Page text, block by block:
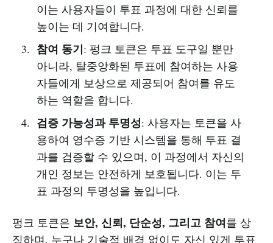
이는 사용자들이 투표 과정에 대한 신뢰를
높이는 데 기여합니다.
참여 동기: 펑크 토큰은 투표 도구일 뿐만
아니라, 탈중앙화된 투표에 참여하는 사용
자들에게 보상으로 제공되어 참여를 유도
하는 역할을 합니다.
검증 가능성과 투명성: 사용자는 토큰을 사
용하여 영수증 기반 시스템을 통해 투표 결
과를 검증할 수 있으며, 이 과정에서 자신의
개인 정보는 안전하게 보호됩니다. 이는 투
표 과정의 투명성을 높입니다.
펑크 토큰은 보안, 신뢰, 단순성, 그리고 참여를 상
징하며, 누구나 기술적 배경 없이도 자신 있게 투표